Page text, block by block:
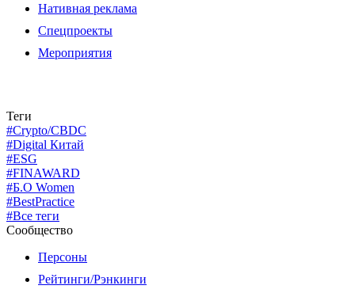
Нативная реклама
Спецпроекты
Мероприятия
Теги
#Crypto/CBDC
#Digital Китай
#ESG
#FINAWARD
#Б.О Women
#BestPractice
#Все теги
Сообщество
Персоны
Рейтинги/Рэнкинги